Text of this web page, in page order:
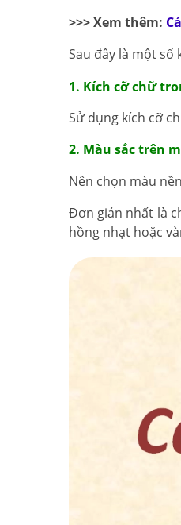
>>> Xem thêm:
Sau đây là một
1. Kích cỡ chữ
Sử dụng kích cỡ
2. Màu sắc trên
Nên chọn màu
Đơn giản nhất là
hồng nhạt hoặc